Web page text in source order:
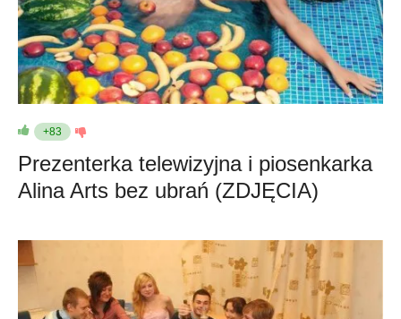
+83
Prezenterka telewizyjna i piosenkarka
Alina Arts bez ubrań (ZDJĘCIA)